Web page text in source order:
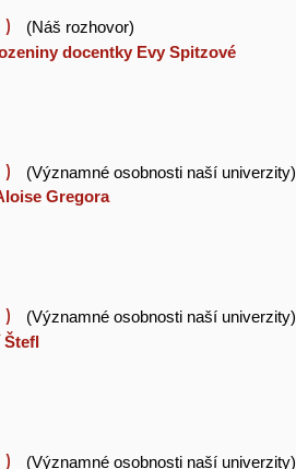
(Náš rozhovor)
docentky Evy Spitzové
(Významné osobnosti naší univerzity)
Gregora
(Významné osobnosti naší univerzity)
Štefl
(Významné osobnosti naší univerzity)